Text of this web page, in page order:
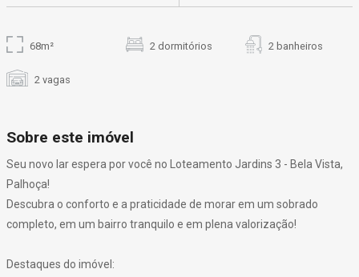
68m² 2 dormitórios 2 banheiros
2 vagas
Sobre este imóvel
Seu novo lar espera por você no Loteamento Jardins 3 - Bela Vista,
Palhoça!
Descubra o conforto e a praticidade de morar em um sobrado
completo, em um bairro tranquilo e em plena valorização!
Destaques do imóvel: